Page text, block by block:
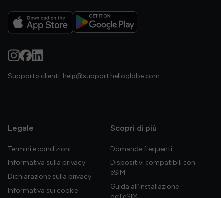
Supporto clienti: help@support.helloglobe.com
Legale
Termini e condizioni
Informativa sulla privacy
Dichiarazione sulla privacy
Informativa sui cookie
Scopri di più
Domande frequenti
Dispositivi compatibili con
eSIM
Guida all’installazione
dell’eSIM